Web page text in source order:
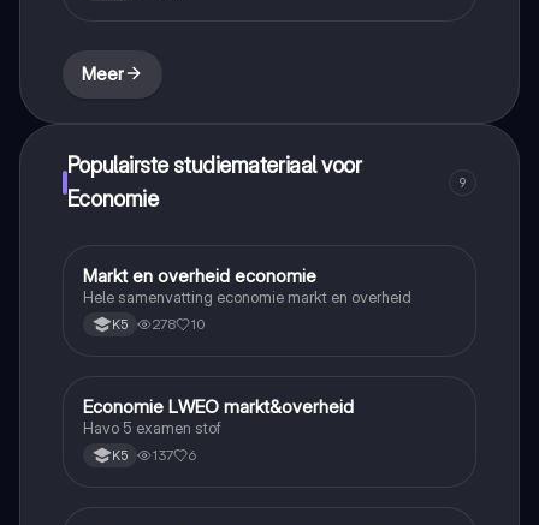
Meer
Populairste studiemateriaal voor
Economie
9
Economie
Markt en overheid economie
Hele samenvatting economie markt en overheid
K5 278 10
Economie
Economie LWEO markt&overheid
Havo 5 examen stof
K5 137 6